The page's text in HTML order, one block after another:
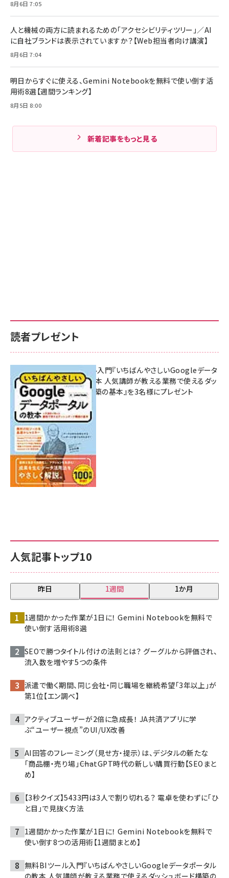
8月6日 7:05
人と機械の両方に読まれるための「アクセシビリティツリー」／AI
に自社ブランドは表示されていますか？【Web担当者向け講演】
8月6日 7:04
明日からすぐに使える、Gemini Notebookを無料で使い倒す活
用術8選【週間ランキング】
8月5日 8:00
新着記事をもっと見る
人気記事トップ10
昨日 1週間 1か月
1週間かかった作業が1日に！ Gemini Notebookを無料で
使い倒す活用術8選
SEOで勝つタイトル付けの法則とは？ グーグルから評価され、
流入数を増やす5つの条件
派遣で働く期間、同じ会社・同じ職場を継続希望「3年以上」が
第1位【エン調べ】
アクティブユーザーが2倍に急成長！ JA共済アプリに学
ぶ“ユーザー視点”のUI/UX改善
AI回答のフレーミング（見せ方・提示）は、デジタルの新たな
「商品棚・売り場」――ChatGPT時代の新しい購買行動【SEOまと
め】
【3秒クイズ】5433円は3人で割り切れる？ 電卓を使わずに「ひ
と目」で見抜く方法
1週間かかった作業が1日に！ Gemini Notebookを無料で
使い倒す8つの活用術【1週間まとめ】
無料BIツール入門『いちばんやさしいGoogleデータポータル
の教本 人気講師が教える業務で使えるダッシュボード構築の
読者プレゼント
無料BIツール入門『いちばんやさしいGoogleデータ
ポータルの教本 人気講師が教える業務で使えるダッ
シュボード構築の基本』を3名様にプレゼント
7月31日 10:00